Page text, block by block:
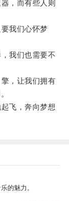
，而有些人则
我们心怀梦
我们也需要不
，让我们拥有
飞，奔向梦想
的魅力。